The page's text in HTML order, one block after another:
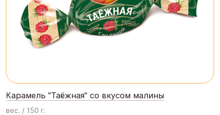
Карамель "Таёжная" со вкусом малины
вес. / 150 г.